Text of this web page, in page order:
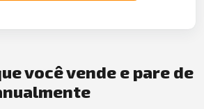
você vende e pare de